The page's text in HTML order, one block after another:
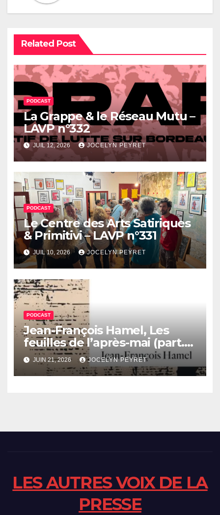
Related Post
PODCAST
La Grappe & le Réseau Mutu –
LAVP n°332
JUIL 12, 2026 JOCELYN PEYRET
PODCAST
Le Centre des Arts Satiriques
& Primitivi – LAVP n°331
JUIL 10, 2026 JOCELYN PEYRET
PODCAST
Jean-François Hamel, Les
feuilles de l’après-mai (part.
2) – LAVP n°329
JUIN 21, 2026 JOCELYN PEYRET
LES AUTRES VOIX DE LA
PRESSE